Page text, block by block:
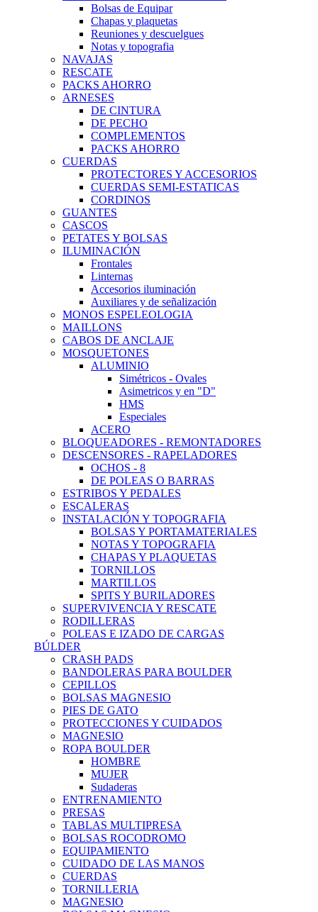
Bolsas de Equipar
Chapas y plaquetas
Reuniones y descuelgues
Notas y topografia
NAVAJAS
RESCATE
PACKS AHORRO
ARNESES
DE CINTURA
DE PECHO
COMPLEMENTOS
PACKS AHORRO
CUERDAS
PROTECTORES Y ACCESORIOS
CUERDAS SEMI-ESTATICAS
CORDINOS
GUANTES
CASCOS
PETATES Y BOLSAS
ILUMINACIÓN
Frontales
Linternas
Accesorios iluminación
Auxiliares y de señalización
MONOS ESPELEOLOGIA
MAILLONS
CABOS DE ANCLAJE
MOSQUETONES
ALUMINIO
Simétricos - Ovales
Asimetricos y en "D"
HMS
Especiales
ACERO
BLOQUEADORES - REMONTADORES
DESCENSORES - RAPELADORES
OCHOS - 8
DE POLEAS O BARRAS
ESTRIBOS Y PEDALES
ESCALERAS
INSTALACIÓN Y TOPOGRAFIA
BOLSAS Y PORTAMATERIALES
NOTAS Y TOPOGRAFIA
CHAPAS Y PLAQUETAS
TORNILLOS
MARTILLOS
SPITS Y BURILADORES
SUPERVIVENCIA Y RESCATE
RODILLERAS
POLEAS E IZADO DE CARGAS
BÚLDER
CRASH PADS
BANDOLERAS PARA BOULDER
CEPILLOS
BOLSAS MAGNESIO
PIES DE GATO
PROTECCIONES Y CUIDADOS
MAGNESIO
ROPA BOULDER
HOMBRE
MUJER
Sudaderas
ENTRENAMIENTO
PRESAS
TABLAS MULTIPRESA
BOLSAS ROCODROMO
EQUIPAMIENTO
CUIDADO DE LAS MANOS
CUERDAS
TORNILLERIA
MAGNESIO